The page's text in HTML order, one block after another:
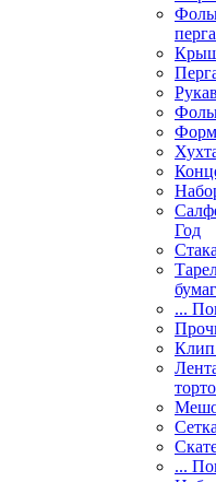
Год
...
Клип
...